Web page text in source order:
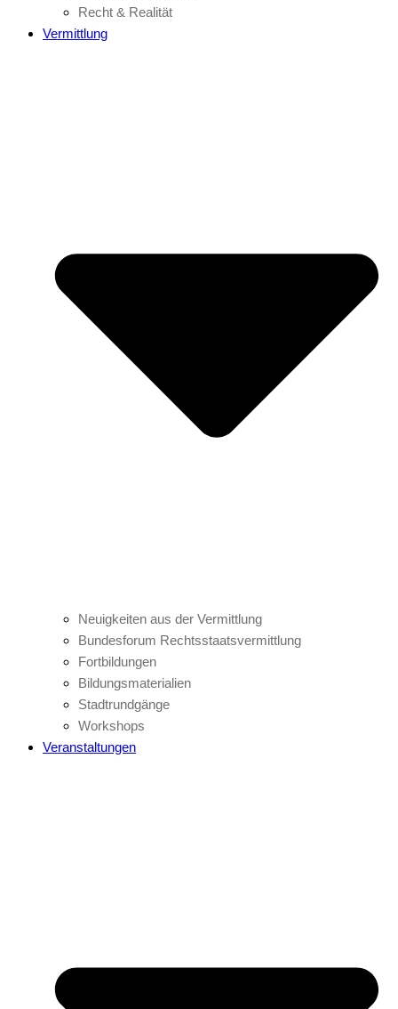
Recht & Realität
Vermittlung
Neuigkeiten aus der Vermittlung
Bundesforum Rechtsstaatsvermittlung
Fortbildungen
Bildungsmaterialien
Stadtrundgänge
Workshops
Veranstaltungen